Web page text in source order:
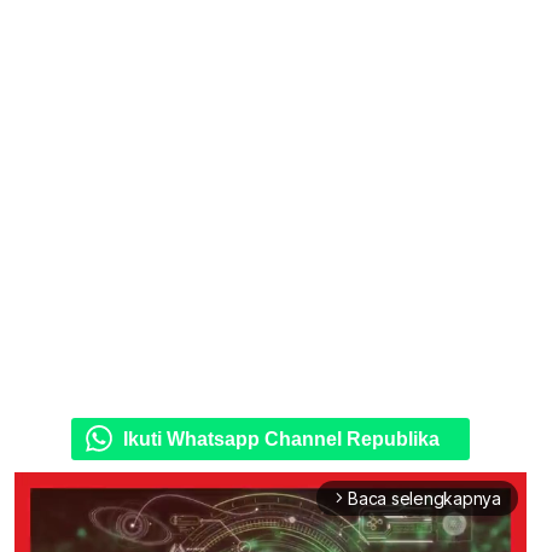
Ikuti Whatsapp Channel Republika
arrow_forward_ios Baca selengkapnya